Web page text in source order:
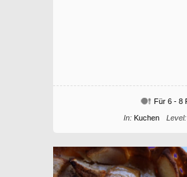
Für 6 - 8
Level:
In: Kuchen